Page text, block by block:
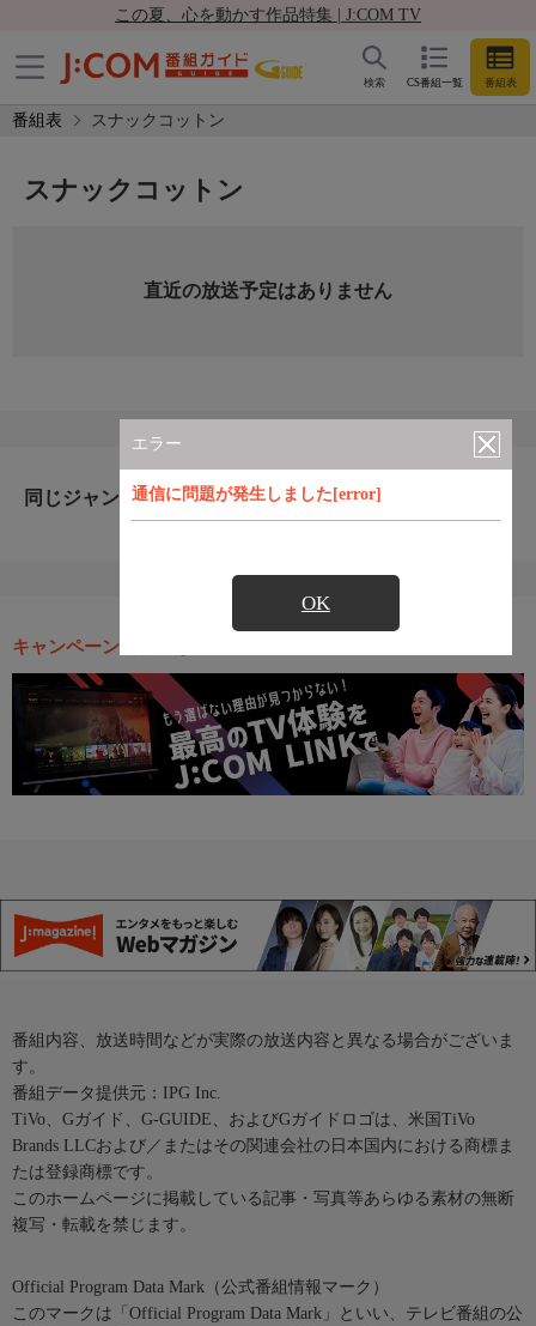
この夏、心を動かす作品特集 | J:COM TV
CS番組一覧 番組表
検索
番組表 スナックコットン
エラー
通信に問題が発生しました[error]
OK
スナックコットン
直近の放送予定はありません
同じジャンルのおすすめ番組
キャンペーン・お得な情報
番組内容、放送時間などが実際の放送内容と異なる場合がございま
す。
番組データ提供元：IPG Inc.
TiVo、Gガイド、G-GUIDE、およびGガイドロゴは、米国TiVo
Brands LLCおよび／またはその関連会社の日本国内における商標ま
たは登録商標です。
このホームページに掲載している記事・写真等あらゆる素材の無断
複写・転載を禁じます。
Official Program Data Mark（公式番組情報マーク）
このマークは「Official Program Data Mark」といい、テレビ番組の公